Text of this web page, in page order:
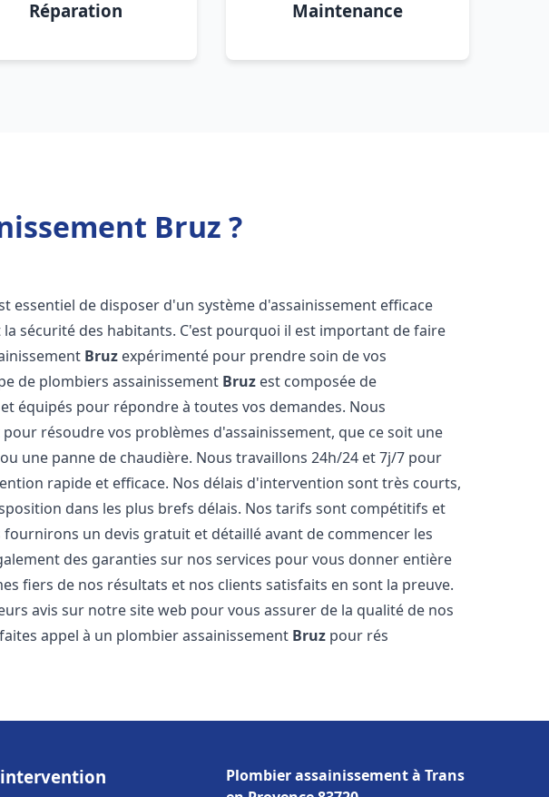
Réparation Maintenance
Bruz ?
essentiel de disposer d'un système d'assainissement efficace
sécurité des habitants. C'est pourquoi il est important de faire
Bruz expérimenté pour prendre soin de vos
de plombiers assainissement Bruz est composée de
équipés pour répondre à toutes vos demandes. Nous
résoudre vos problèmes d'assainissement, que ce soit une
une panne de chaudière. Nous travaillons 24h/24 et 7j/7 pour
rapide et efficace. Nos délais d'intervention sont très courts,
dans les plus brefs délais. Nos tarifs sont compétitifs et
un devis gratuit et détaillé avant de commencer les
des garanties sur nos services pour vous donner entière
fiers de nos résultats et nos clients satisfaits en sont la preuve.
avis sur notre site web pour vous assurer de la qualité de nos
appel à un plombier assainissement Bruz pour rés
Plombier assainissement à Trans